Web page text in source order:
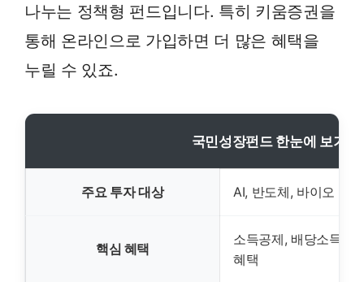
나누는 정책형 펀드입니다. 특히 키움증권을
통해 온라인으로 가입하면 더 많은 혜택을
누릴 수 있죠.
국민성장펀드 한눈에 보기
주요 투자 대상 AI, 반도체, 바이오 등
핵심 혜택
소득공제, 배당소득
혜택